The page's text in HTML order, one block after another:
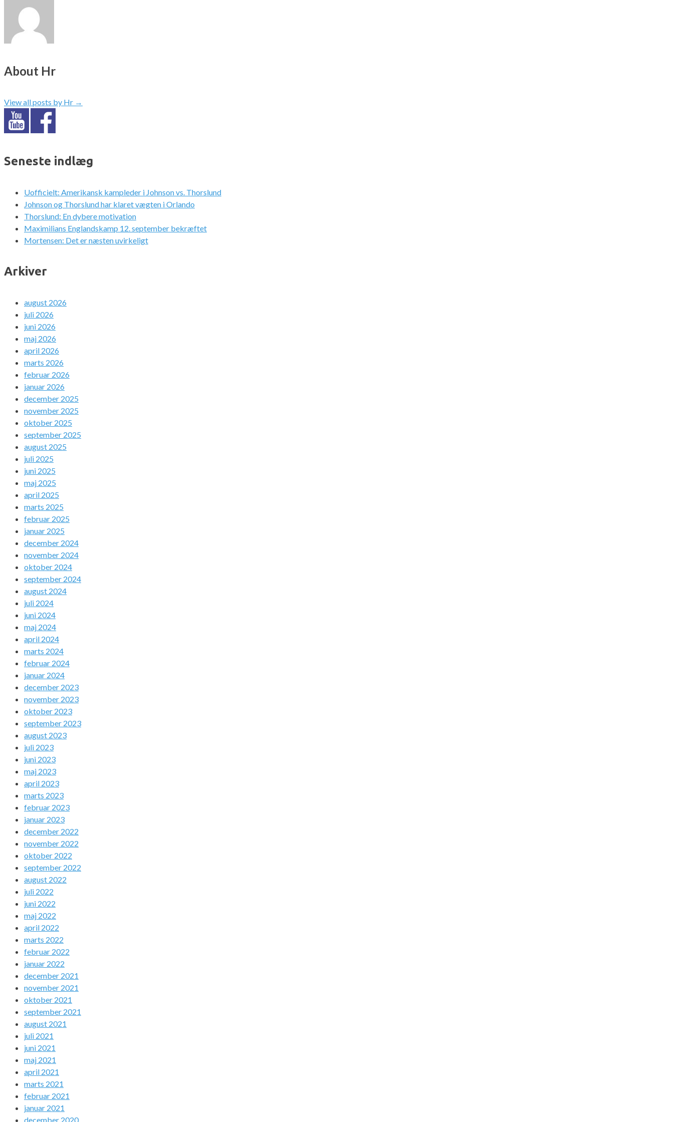
About Hr
View all posts by Hr →
Seneste indlæg
Uofficielt: Amerikansk kampleder i Johnson vs. Thorslund
Johnson og Thorslund har klaret vægten i Orlando
Thorslund: En dybere motivation
Maximilians Englandskamp 12. september bekræftet
Mortensen: Det er næsten uvirkeligt
Arkiver
august 2026
juli 2026
juni 2026
maj 2026
april 2026
marts 2026
februar 2026
januar 2026
december 2025
november 2025
oktober 2025
september 2025
august 2025
juli 2025
juni 2025
maj 2025
april 2025
marts 2025
februar 2025
januar 2025
december 2024
november 2024
oktober 2024
september 2024
august 2024
juli 2024
juni 2024
maj 2024
april 2024
marts 2024
februar 2024
januar 2024
december 2023
november 2023
oktober 2023
september 2023
august 2023
juli 2023
juni 2023
maj 2023
april 2023
marts 2023
februar 2023
januar 2023
december 2022
november 2022
oktober 2022
september 2022
august 2022
juli 2022
juni 2022
maj 2022
april 2022
marts 2022
februar 2022
januar 2022
december 2021
november 2021
oktober 2021
september 2021
august 2021
juli 2021
juni 2021
maj 2021
april 2021
marts 2021
februar 2021
januar 2021
december 2020